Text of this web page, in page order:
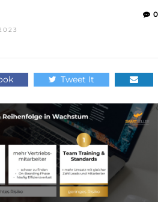
0
Tweet It